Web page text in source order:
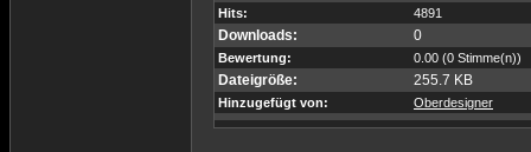
Hits: 4891
Downloads: 0
Bewertung: 0.00 (0 Stimme(n))
Dateigröße: 255.7 KB
Hinzugefügt von: Oberdesigner